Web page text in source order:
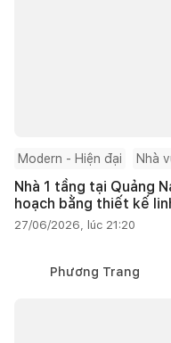
Modern - Hiện đại Nhà
Nhà 1 tầng tại Quảng
hoạch bằng thiết kế
27/06/2026, lúc 21:20
Phương Trang